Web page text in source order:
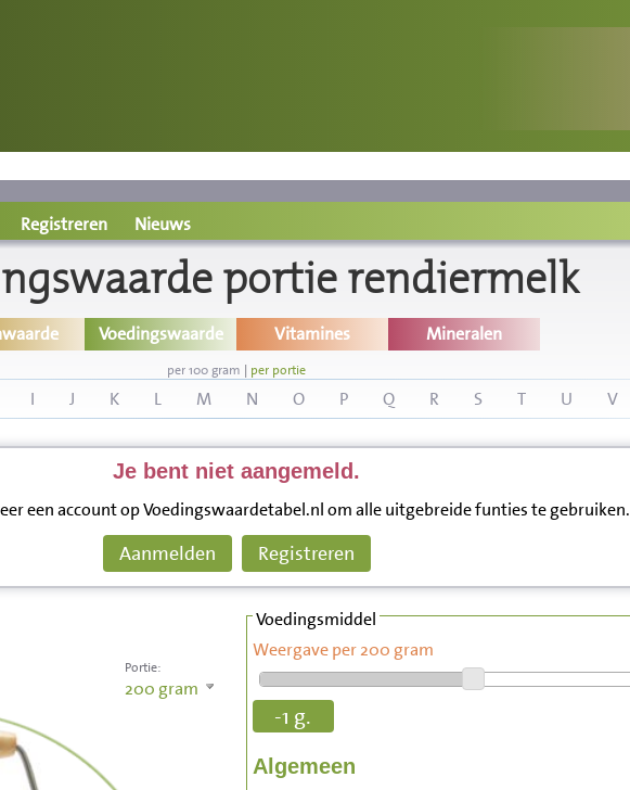
Registreren Nieuws
portie rendiermelk
Voedingswaarde Vitamines Mineralen
per 100 gram | per portie
I J K L M N O P Q R S T U V
Je bent niet aangemeld.
een account op Voedingswaardetabel.nl om alle uitgebreide funties te gebruiken.
Aanmelden Registreren
Portie:
200 gram
Voedingsmiddel
Weergave per 200 gram
-1 g.
Algemeen